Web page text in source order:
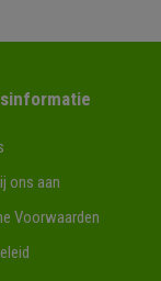
ons aan
Voorwaarden